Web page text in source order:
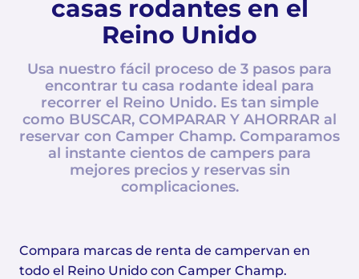
casas rodantes en el
Reino Unido
Usa nuestro fácil proceso de 3 pasos para
encontrar tu casa rodante ideal para
recorrer el Reino Unido. Es tan simple
como BUSCAR, COMPARAR Y AHORRAR al
reservar con Camper Champ. Comparamos
al instante cientos de campers para
mejores precios y reservas sin
complicaciones.
Compara marcas de renta de campervan en
todo el Reino Unido con Camper Champ.